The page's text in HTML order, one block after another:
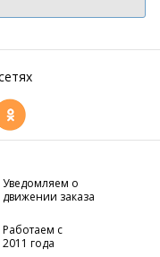
Уведомляем о
движении заказа
Работаем с
2011 года